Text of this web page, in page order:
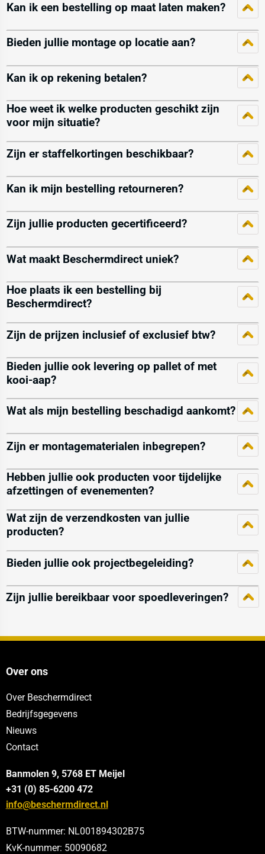
Kan ik een bestelling op maat laten maken?
Bieden jullie montage op locatie aan?
Kan ik op rekening betalen?
Hoe weet ik welke producten geschikt zijn
voor mijn situatie?
Zijn er staffelkortingen beschikbaar?
Kan ik mijn bestelling retourneren?
Zijn jullie producten gecertificeerd?
Wat maakt Beschermdirect uniek?
Hoe plaats ik een bestelling bij
Beschermdirect?
Zijn de prijzen inclusief of exclusief btw?
Bieden jullie ook levering op pallet of met
kooi-aap?
Wat als mijn bestelling beschadigd aankomt?
Zijn er montagematerialen inbegrepen?
Hebben jullie ook producten voor tijdelijke
afzettingen of evenementen?
Wat zijn de verzendkosten van jullie
producten?
Bieden jullie ook projectbegeleiding?
Zijn jullie bereikbaar voor spoedleveringen?
Over ons
Over Beschermdirect
Bedrijfsgegevens
Nieuws
Contact
Banmolen 9, 5768 ET Meijel
+31 (0) 85-6200 472
info@beschermdirect.nl
BTW-nummer: NL001894302B75
KvK-nummer: 50090682